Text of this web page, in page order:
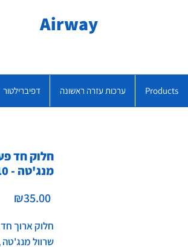
Airway
Products ערכות עזרה ראשונה דפיברילטור
חלוק חד
מנג'טה - 10 יח' בחבילה
₪35.00Price
חלוק ארוך
שרוול